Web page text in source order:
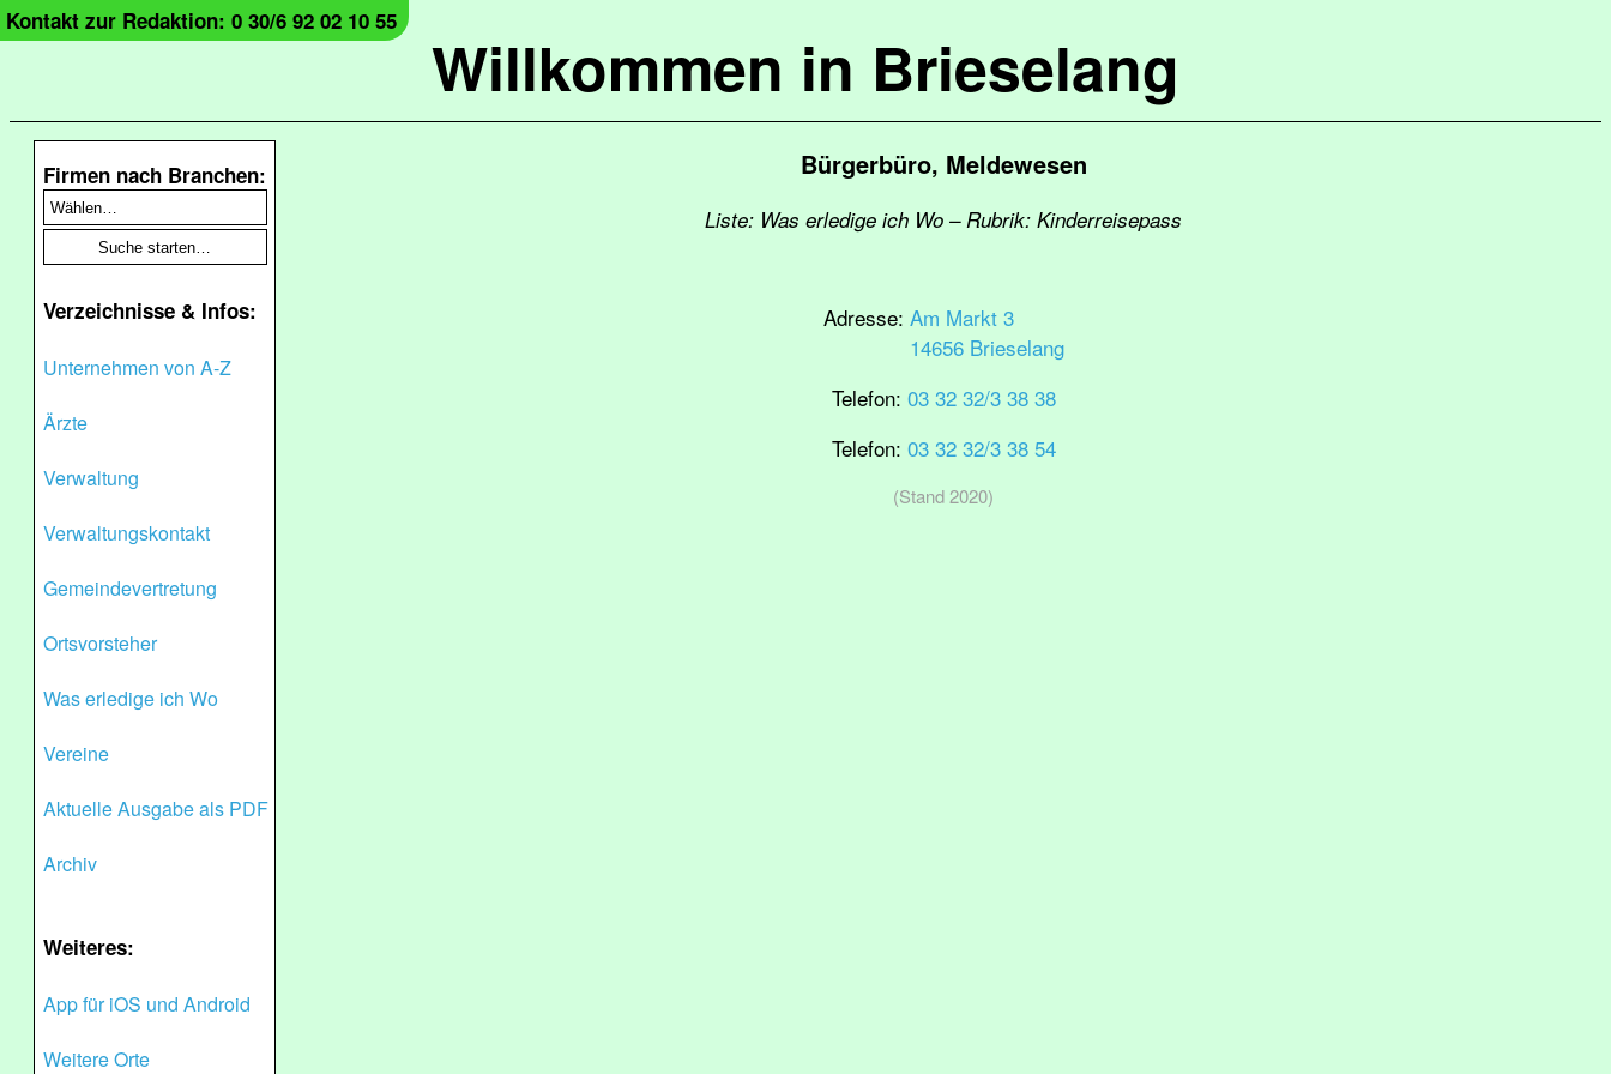
Willkommen in Brieselang
Kontakt zur Redaktion: 0 30/6 92 02 10 55
Firmen nach Branchen:
Verzeichnisse & Infos:
Unternehmen von A-Z
Ärzte
Verwaltung
Verwaltungskontakt
Gemeindevertretung
Ortsvorsteher
Was erledige ich Wo
Vereine
Aktuelle Ausgabe als PDF
Archiv
Weiteres:
App für iOS und Android
Weitere Orte
Bürgerbüro, Meldewesen
Liste: Was erledige ich Wo – Rubrik: Kinderreisepass
Adresse: Am Markt 3
14656 Brieselang
Telefon: 03 32 32/3 38 38
Telefon: 03 32 32/3 38 54
(Stand 2020)